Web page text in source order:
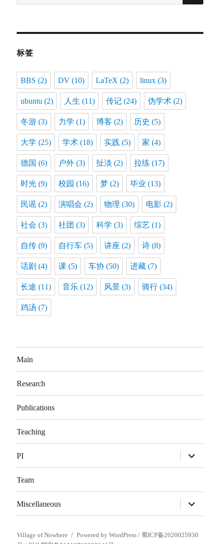
索：
标签
BBS (2) DV (10) LaTeX (2) linux (3)
ubuntu (2) 人生 (11) 传记 (24) 伪学术 (2)
冬游 (3) 力学 (1) 博客 (2) 历史 (5)
大学 (25) 学术 (18) 实践 (5) 家 (4)
德国 (6) 户外 (3) 扯淡 (2) 拉练 (17)
时光 (9) 校园 (16) 梦 (2) 毕业 (13)
民谣 (2) 演唱会 (2) 物理 (30) 电影 (2)
社会 (3) 社团 (3) 科学 (3) 综艺 (1)
自传 (9) 自行车 (5) 讲座 (2) 诗 (8)
话剧 (4) 课 (5) 车协 (50) 进藏 (7)
长途 (11) 音乐 (12) 风景 (3) 骑行 (34)
鸡汤 (7)
Main
Research
Publications
Teaching
PI
开
子
Team
Miscellaneous
开
子
单
Village of Nowhere Powered by WordPress / 蜀ICP备2020025930